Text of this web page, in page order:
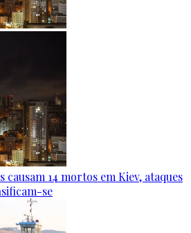
causam 14 mortos em Kiev, ataques
se